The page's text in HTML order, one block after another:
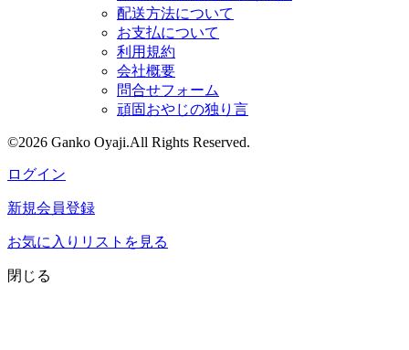
配送方法について
お支払について
利用規約
会社概要
問合せフォーム
頑固おやじの独り言
©2026 Ganko Oyaji.All Rights Reserved.
ログイン
新規会員登録
お気に入りリストを見る
閉じる